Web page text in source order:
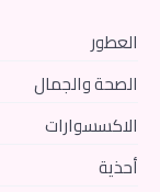
العطور
الصحة والجمال
الاكسسوارات
أحذية